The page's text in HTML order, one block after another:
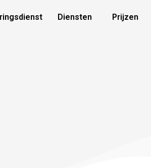
Diensten Prijzen